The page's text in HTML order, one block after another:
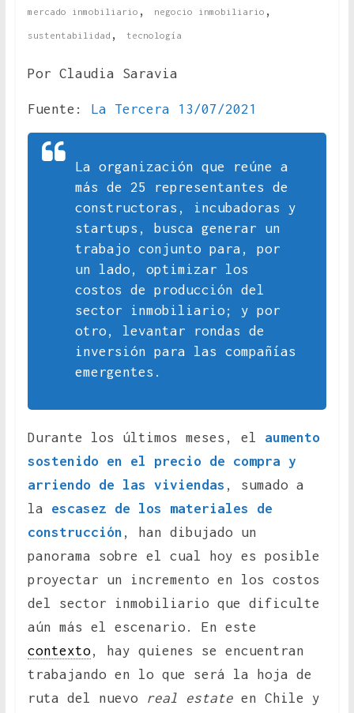
mercado inmobiliario , negocio inmobiliario ,
sustentabilidad , tecnología
Por Claudia Saravia
Fuente: La Tercera 13/07/2021
La organización que reúne a
más de 25 representantes de
constructoras, incubadoras y
startups, busca generar un
trabajo conjunto para, por
un lado, optimizar los
costos de producción del
sector inmobiliario; y por
otro, levantar rondas de
inversión para las compañías
emergentes.
Durante los últimos meses, el aumento
sostenido en el precio de compra y
arriendo de las viviendas , sumado a
la escasez de los materiales de
construcción , han dibujado un
panorama sobre el cual hoy es posible
proyectar un incremento en los costos
del sector inmobiliario que dificulte
aún más el escenario. En este
contexto, hay quienes se encuentran
trabajando en lo que será la hoja de
ruta del nuevo
real estateen Chile y